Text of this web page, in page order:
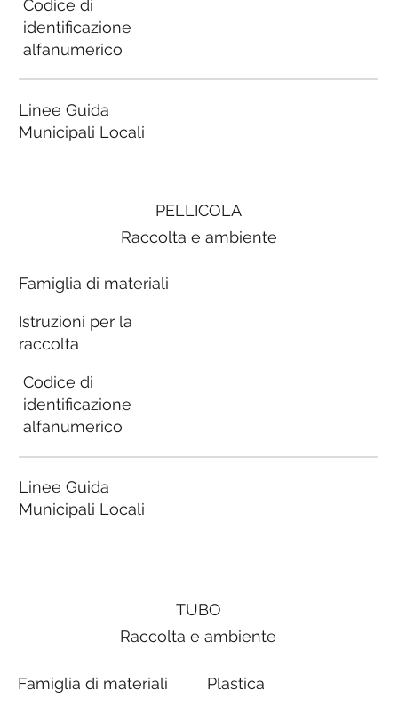
PELLICOLA
Raccolta e ambiente
Famiglia di materiali
Istruzioni per la
raccolta
Codice di
identificazione
alfanumerico
Linee Guida
Municipali Locali
Codice di
identificazione
alfanumerico
Linee Guida
Municipali Locali
TUBO
Raccolta e ambiente
Famiglia di materiali Plastica